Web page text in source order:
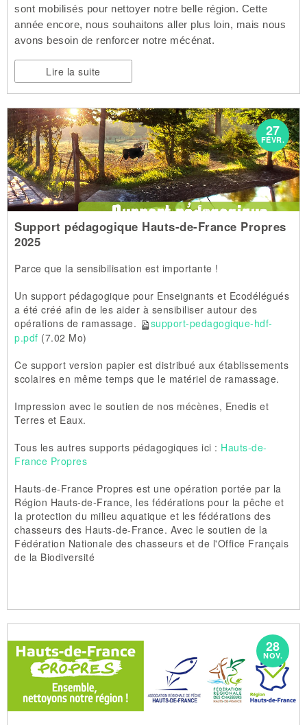
sont mobilisés pour nettoyer notre belle région. Cette
année encore, nous souhaitons aller plus loin, mais nous
avons besoin de renforcer notre mécénat.
Lire la suite
27
FÉVR.
Support pédagogique Hauts-de-France Propres
2025
Parce que la sensibilisation est importante !
Un support pédagogique pour Enseignants et Ecodélégués
a été créé afin de les aider à sensibiliser autour des
opérations de ramassage.
support-pedagogique-hdf-
p.pdf (7.02 Mo)
Ce support version papier est distribué aux établissements
scolaires en même temps que le matériel de ramassage.
Impression avec le soutien de nos mécènes, Enedis et
Terres et Eaux.
Tous les autres supports pédagogiques ici : Hauts-de-
France Propres
Hauts-de-France Propres est une opération portée par la
Région Hauts-de-France, les fédérations pour la pêche et
la protection du milieu aquatique et les fédérations des
chasseurs des Hauts-de-France. Avec le soutien de la
Fédération Nationale des chasseurs et de l'Office Français
de la Biodiversité
28
NOV.